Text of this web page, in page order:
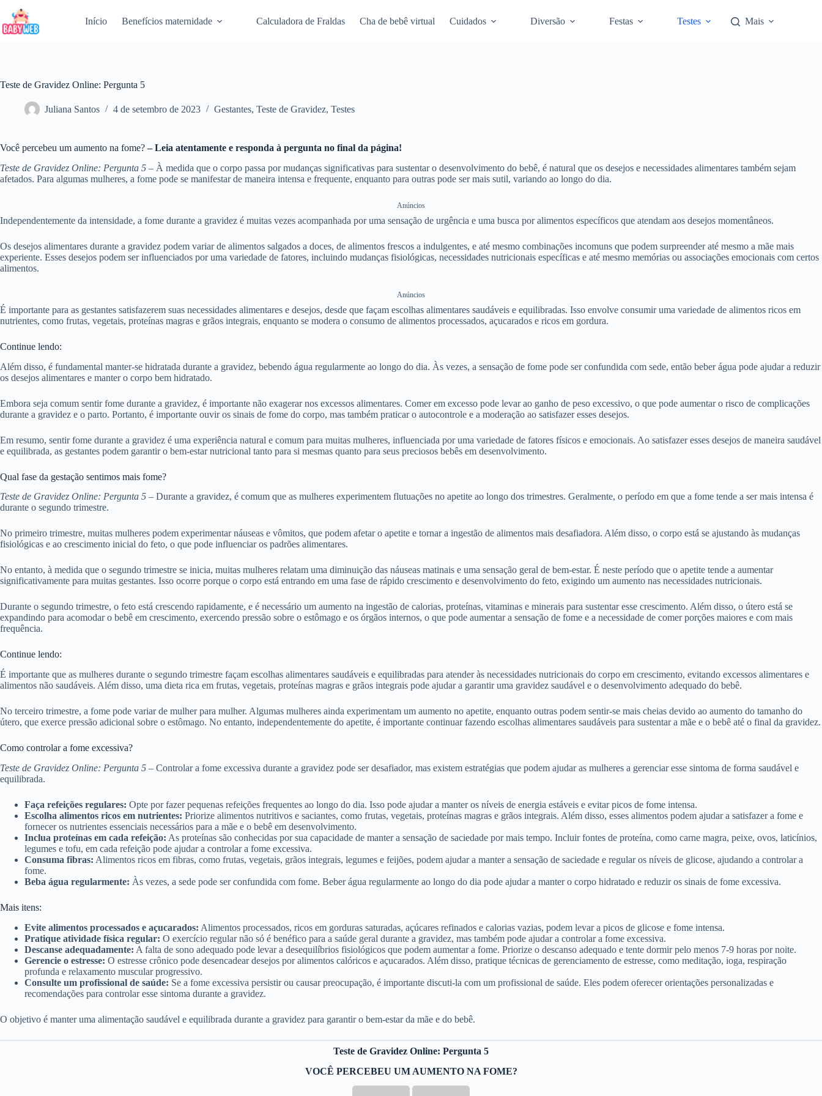
para
o
conteúdo
Início Benefícios maternidade Calculadora de Fraldas Cha de bebê virtual Cuidados Diversão Festas Testes Mais
Teste de Gravidez Online: Pergunta 5
Juliana Santos 4 de setembro de 2023 Gestantes, Teste de Gravidez, Testes
Você percebeu um aumento na fome?– Leia atentamente e responda à pergunta no final da página!
Teste de Gravidez Online: Pergunta 5 – À medida que o corpo passa por mudanças significativas para sustentar o desenvolvimento do bebê, é natural que os desejos e necessidades alimentares também sejam
afetados. Para algumas mulheres, a fome pode se manifestar de maneira intensa e frequente, enquanto para outras pode ser mais sutil, variando ao longo do dia.
Anúncios
Independentemente da intensidade, a fome durante a gravidez é muitas vezes acompanhada por uma sensação de urgência e uma busca por alimentos específicos que atendam aos desejos momentâneos.
Os desejos alimentares durante a gravidez podem variar de alimentos salgados a doces, de alimentos frescos a indulgentes, e até mesmo combinações incomuns que podem surpreender até mesmo a mãe mais
experiente. Esses desejos podem ser influenciados por uma variedade de fatores, incluindo mudanças fisiológicas, necessidades nutricionais específicas e até mesmo memórias ou associações emocionais com certos
alimentos.
Anúncios
É importante para as gestantes satisfazerem suas necessidades alimentares e desejos, desde que façam escolhas alimentares saudáveis e equilibradas. Isso envolve consumir uma variedade de alimentos ricos em
nutrientes, como frutas, vegetais, proteínas magras e grãos integrais, enquanto se modera o consumo de alimentos processados, açucarados e ricos em gordura.
Continue lendo:
Além disso, é fundamental manter-se hidratada durante a gravidez, bebendo água regularmente ao longo do dia. Às vezes, a sensação de fome pode ser confundida com sede, então beber água pode ajudar a reduzir
os desejos alimentares e manter o corpo bem hidratado.
Embora seja comum sentir fome durante a gravidez, é importante não exagerar nos excessos alimentares. Comer em excesso pode levar ao ganho de peso excessivo, o que pode aumentar o risco de complicações
durante a gravidez e o parto. Portanto, é importante ouvir os sinais de fome do corpo, mas também praticar o autocontrole e a moderação ao satisfazer esses desejos.
Em resumo, sentir fome durante a gravidez é uma experiência natural e comum para muitas mulheres, influenciada por uma variedade de fatores físicos e emocionais. Ao satisfazer esses desejos de maneira saudável
e equilibrada, as gestantes podem garantir o bem-estar nutricional tanto para si mesmas quanto para seus preciosos bebês em desenvolvimento.
Qual fase da gestação sentimos mais fome?
Teste de Gravidez Online: Pergunta 5 – Durante a gravidez, é comum que as mulheres experimentem flutuações no apetite ao longo dos trimestres. Geralmente, o período em que a fome tende a ser mais intensa é
durante o segundo trimestre.
No primeiro trimestre, muitas mulheres podem experimentar náuseas e vômitos, que podem afetar o apetite e tornar a ingestão de alimentos mais desafiadora. Além disso, o corpo está se ajustando às mudanças
fisiológicas e ao crescimento inicial do feto, o que pode influenciar os padrões alimentares.
No entanto, à medida que o segundo trimestre se inicia, muitas mulheres relatam uma diminuição das náuseas matinais e uma sensação geral de bem-estar. É neste período que o apetite tende a aumentar
significativamente para muitas gestantes. Isso ocorre porque o corpo está entrando em uma fase de rápido crescimento e desenvolvimento do feto, exigindo um aumento nas necessidades nutricionais.
Durante o segundo trimestre, o feto está crescendo rapidamente, e é necessário um aumento na ingestão de calorias, proteínas, vitaminas e minerais para sustentar esse crescimento. Além disso, o útero está se
expandindo para acomodar o bebê em crescimento, exercendo pressão sobre o estômago e os órgãos internos, o que pode aumentar a sensação de fome e a necessidade de comer porções maiores e com mais
frequência.
Continue lendo:
É importante que as mulheres durante o segundo trimestre façam escolhas alimentares saudáveis e equilibradas para atender às necessidades nutricionais do corpo em crescimento, evitando excessos alimentares e
alimentos não saudáveis. Além disso, uma dieta rica em frutas, vegetais, proteínas magras e grãos integrais pode ajudar a garantir uma gravidez saudável e o desenvolvimento adequado do bebê.
No terceiro trimestre, a fome pode variar de mulher para mulher. Algumas mulheres ainda experimentam um aumento no apetite, enquanto outras podem sentir-se mais cheias devido ao aumento do tamanho do
útero, que exerce pressão adicional sobre o estômago. No entanto, independentemente do apetite, é importante continuar fazendo escolhas alimentares saudáveis para sustentar a mãe e o bebê até o final da gravidez.
Como controlar a fome excessiva?
Teste de Gravidez Online: Pergunta 5 – Controlar a fome excessiva durante a gravidez pode ser desafiador, mas existem estratégias que podem ajudar as mulheres a gerenciar esse sintoma de forma saudável e
equilibrada.
Faça refeições regulares: Opte por fazer pequenas refeições frequentes ao longo do dia. Isso pode ajudar a manter os níveis de energia estáveis e evitar picos de fome intensa.
Escolha alimentos ricos em nutrientes: Priorize alimentos nutritivos e saciantes, como frutas, vegetais, proteínas magras e grãos integrais. Além disso, esses alimentos podem ajudar a satisfazer a fome e
fornecer os nutrientes essenciais necessários para a mãe e o bebê em desenvolvimento.
Inclua proteínas em cada refeição: As proteínas são conhecidas por sua capacidade de manter a sensação de saciedade por mais tempo. Incluir fontes de proteína, como carne magra, peixe, ovos, laticínios,
legumes e tofu, em cada refeição pode ajudar a controlar a fome excessiva.
Consuma fibras: Alimentos ricos em fibras, como frutas, vegetais, grãos integrais, legumes e feijões, podem ajudar a manter a sensação de saciedade e regular os níveis de glicose, ajudando a controlar a
fome.
Beba água regularmente: Às vezes, a sede pode ser confundida com fome. Beber água regularmente ao longo do dia pode ajudar a manter o corpo hidratado e reduzir os sinais de fome excessiva.
Mais itens:
Evite alimentos processados e açucarados: Alimentos processados, ricos em gorduras saturadas, açúcares refinados e calorias vazias, podem levar a picos de glicose e fome intensa.
Pratique atividade física regular: O exercício regular não só é benéfico para a saúde geral durante a gravidez, mas também pode ajudar a controlar a fome excessiva.
Descanse adequadamente: A falta de sono adequado pode levar a desequilíbrios fisiológicos que podem aumentar a fome. Priorize o descanso adequado e tente dormir pelo menos 7-9 horas por noite.
Gerencie o estresse: O estresse crônico pode desencadear desejos por alimentos calóricos e açucarados. Além disso, pratique técnicas de gerenciamento de estresse, como meditação, ioga, respiração
profunda e relaxamento muscular progressivo.
Consulte um profissional de saúde: Se a fome excessiva persistir ou causar preocupação, é importante discuti-la com um profissional de saúde. Eles podem oferecer orientações personalizadas e
recomendações para controlar esse sintoma durante a gravidez.
O objetivo é manter uma alimentação saudável e equilibrada durante a gravidez para garantir o bem-estar da mãe e do bebê.
Teste de Gravidez Online: Pergunta 5
VOCÊ PERCEBEU UM AUMENTO NA FOME?